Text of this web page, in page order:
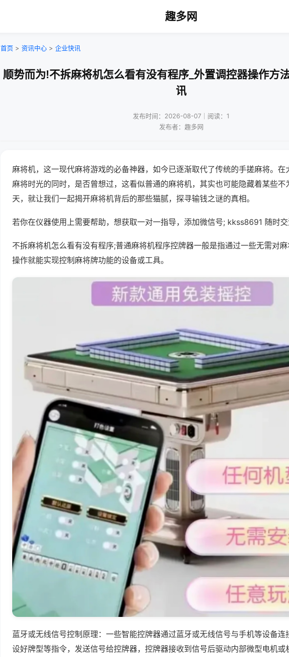
趣多网
首页 > 资讯中心 > 企业快讯
顺势而为!不拆麻将机怎么看有没有程序_外置调控器操作方
讯
发布时间：2026-08-07｜阅读：1
发布者：趣多网
麻将机，这一现代麻将游戏的必备神器，如今已逐渐取代了传统的手搓麻将。在
麻将时光的同时，是否曾想过，这看似普通的麻将机，其实也可能隐藏着某些不
天，就让我们一起揭开麻将机背后的那些猫腻，探寻输钱之谜的真相。
若你在仪器使用上需要帮助，想获取一对一指导，添加微信号; kkss8691 随时交
不拆麻将机怎么看有没有程序;普通麻将机程序控牌器一般是指通过一些无需对
操作就能实现控制麻将牌功能的设备或工具。
蓝牙或无线信号控制原理：一些智能控牌器通过蓝牙或无线信号与手机等设备连
设好牌型等指令，发送信号给控牌器，控牌器接收到信号后驱动内部微型电机或